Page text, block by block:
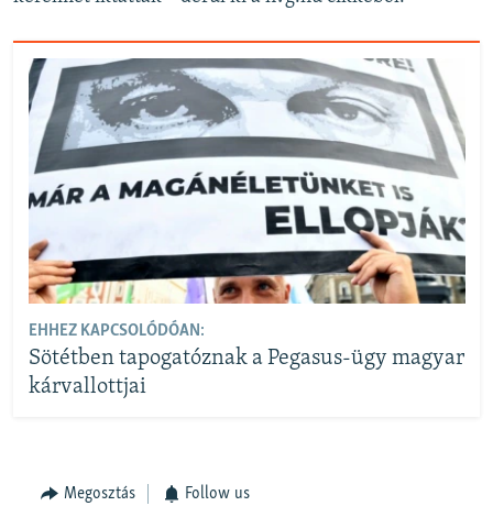
EHHEZ KAPCSOLÓDÓAN:
Sötétben tapogatóznak a Pegasus-ügy magyar
kárvallottjai
Megosztás Follow us